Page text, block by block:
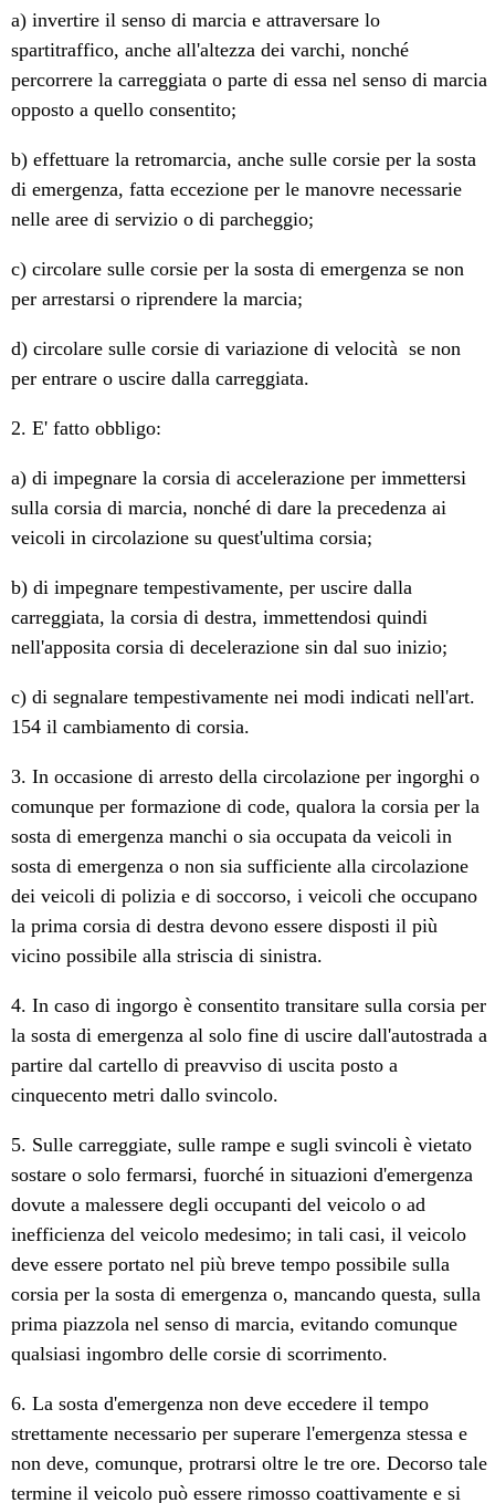
a) invertire il senso di marcia e attraversare lo
spartitraffico, anche all'altezza dei varchi, nonché
percorrere la carreggiata o parte di essa nel senso di marcia
opposto a quello consentito;
b) effettuare la retromarcia, anche sulle corsie per la sosta
di emergenza, fatta eccezione per le manovre necessarie
nelle aree di servizio o di parcheggio;
c) circolare sulle corsie per la sosta di emergenza se non
per arrestarsi o riprendere la marcia;
d) circolare sulle corsie di variazione di velocità se non
per entrare o uscire dalla carreggiata.
2. E' fatto obbligo:
a) di impegnare la corsia di accelerazione per immettersi
sulla corsia di marcia, nonché di dare la precedenza ai
veicoli in circolazione su quest'ultima corsia;
b) di impegnare tempestivamente, per uscire dalla
carreggiata, la corsia di destra, immettendosi quindi
nell'apposita corsia di decelerazione sin dal suo inizio;
c) di segnalare tempestivamente nei modi indicati nell'art.
154 il cambiamento di corsia.
3. In occasione di arresto della circolazione per ingorghi o
comunque per formazione di code, qualora la corsia per la
sosta di emergenza manchi o sia occupata da veicoli in
sosta di emergenza o non sia sufficiente alla circolazione
dei veicoli di polizia e di soccorso, i veicoli che occupano
la prima corsia di destra devono essere disposti il più
vicino possibile alla striscia di sinistra.
4. In caso di ingorgo è consentito transitare sulla corsia per
la sosta di emergenza al solo fine di uscire dall'autostrada a
partire dal cartello di preavviso di uscita posto a
cinquecento metri dallo svincolo.
5. Sulle carreggiate, sulle rampe e sugli svincoli è vietato
sostare o solo fermarsi, fuorché in situazioni d'emergenza
dovute a malessere degli occupanti del veicolo o ad
inefficienza del veicolo medesimo; in tali casi, il veicolo
deve essere portato nel più breve tempo possibile sulla
corsia per la sosta di emergenza o, mancando questa, sulla
prima piazzola nel senso di marcia, evitando comunque
qualsiasi ingombro delle corsie di scorrimento.
6. La sosta d'emergenza non deve eccedere il tempo
strettamente necessario per superare l'emergenza stessa e
non deve, comunque, protrarsi oltre le tre ore. Decorso tale
termine il veicolo può essere rimosso coattivamente e si